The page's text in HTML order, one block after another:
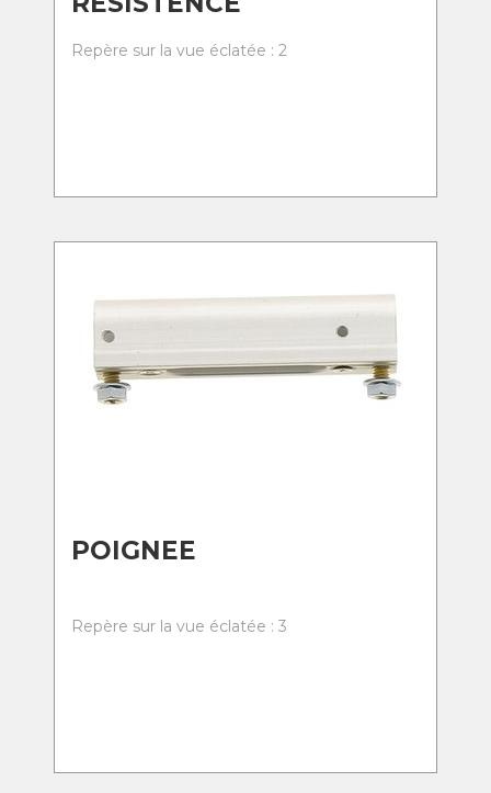
Repère sur la vue éclatée : 2
POIGNEE
Repère sur la vue éclatée : 3